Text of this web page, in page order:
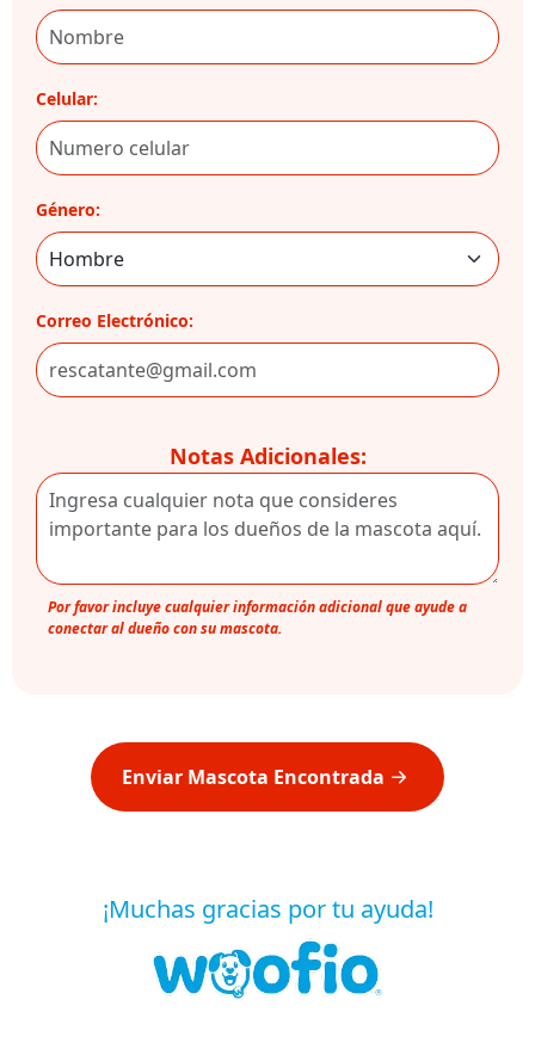
Celular:
Género:
Correo Electrónico:
Notas Adicionales:
Por favor incluye cualquier información adicional que ayude a
conectar al dueño con su mascota.
Enviar Mascota Encontrada
¡Muchas gracias por tu ayuda!